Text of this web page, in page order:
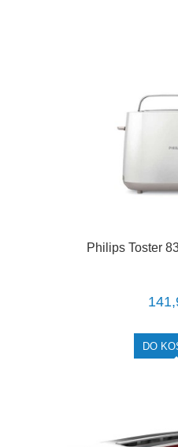
Philips Toster
DO